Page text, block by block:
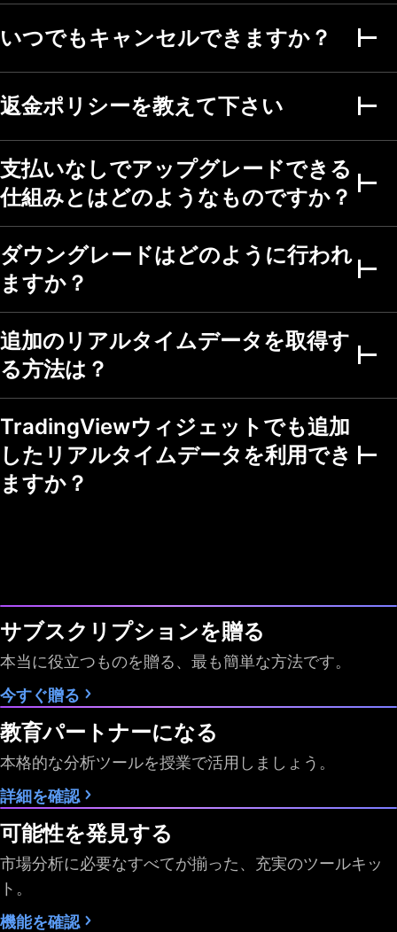
複数条件アラート
ファンダメンタルグラフ
期間 最大5年 最大5年 最大5年
スクリーナー
株式・ETF・DEX・暗
号コインスクリーナ
ー
50カ国以上、150以
上の取引所
ル指標
複数の市場
チャートビューモー
スクリーナーの自動
1分 10秒・1分
ト
時間足 日 週 月
データ
最速データ配信
限数
いつでもキャンセルできますか？
返金ポリシーを教えて下さい
支払いなしでアップグレードできる
仕組みとはどのようなものですか？
ダウングレードはどのように行われ
ますか？
追加のリアルタイムデータを取得す
る方法は？
TradingViewウィジェットでも追加
したリアルタイムデータを利用でき
ますか？
サブスクリプションを贈る
本当に役立つものを贈る、最も簡単な方法です。
今すぐ贈る
教育パートナーになる
本格的な分析ツールを授業で活用しましょう。
詳細を確認
可能性を発見する
市場分析に必要なすべてが揃った、充実のツールキッ
ト。
機能を確認